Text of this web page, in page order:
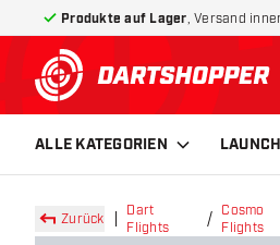
Produkte auf Lager , Versand
zurück zur
ALLE KATEGORIEN
Zurück
Dart
Flights
Cosmo
Flights